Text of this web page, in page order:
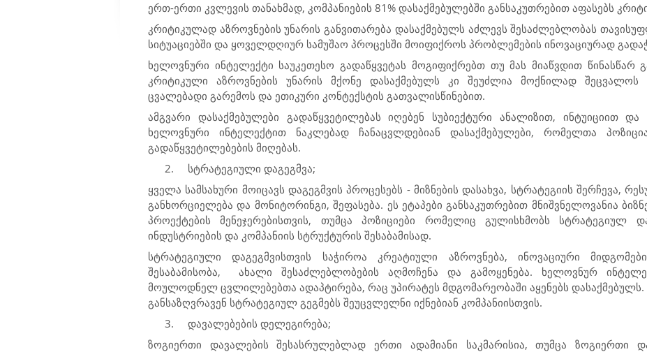
ერთ-ერთი კვლევის თანახმად, კომპანიების 81% დასაქმებულებში განსაკუთრებით აფასებს
კრიტიკულად აზროვნების უნარის განვითარება დასაქმებულს აძლევს შესაძლებლობას
სიტუაციებში და ყოველდღიურ სამუშაო პროცესში მოიფიქროს პრობლემების ინოვაციურად
ხელოვნური ინტელექტი საუკეთესო გადაწყვეტას მოგიფიქრებთ თუ მას მიაწვდით წინასწარ
კრიტიკული აზროვნების უნარის მქონე დასაქმებულს კი შეუძლია მოქნილად შეცვალოს
ცვალებადი გარემოს და ეთიკური კონტექსტის გათვალისწინებით.
ამგვარი დასაქმებულები გადაწყვეტილებას იღებენ სუბიექტური ანალიზით, ინტუიციით
ხელოვნური ინტელექტით ნაკლებად ჩანაცვლდებიან დასაქმებულები, რომელთა
გადაწყვეტილებების მიღებას.
2.
სტრატეგიული დაგეგმვა;
ყველა სამსახური მოიცავს დაგეგმვის პროცესებს - მიზნების დასახვა, სტრატეგიის შერჩევა,
განხორციელება და მონიტორინგი, შეფასება. ეს ეტაპები განსაკუთრებით მნიშვნელოვანია
პროექტების მენეჯერებისთვის, თუმცა პოზიციები რომელიც გულისხმობს სტრატეგიულ
ინდუსტრიების და კომპანიის სტრუქტურის შესაბამისად.
სტრატეგიული დაგეგმვისთვის საჭიროა კრეატიული აზროვნება, ინოვაციური
შესაბამისობა,
ახალი შესაძლებლობების აღმოჩენა და გამოყენება. ხელოვნურ
მოულოდნელ ცვლილებებთა ადაპტირება, რაც უპირატეს მდგომარეობაში აყენებს
განსაზღვრავენ სტრატეგიულ გეგმებს შეუცვლელნი იქნებიან კომპანიისთვის.
3.
დავალებების დელეგირება;
ზოგიერთი დავალების შესასრულებლად ერთი ადამიანი საკმარისია, თუმცა ზოგიერთი